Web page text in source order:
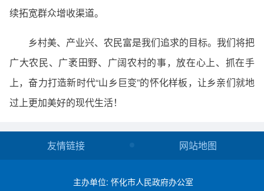
续拓宽群众增收渠道。
乡村美、产业兴、农民富是我们追求的目标。我们将把
广大农民、广袤田野、广阔农村的事，放在心上、抓在手
上，奋力打造新时代“山乡巨变”的怀化样板，让乡亲们就地
过上更加美好的现代生活！
友情链接 网站地图
主办单位: 怀化市人民政府办公室